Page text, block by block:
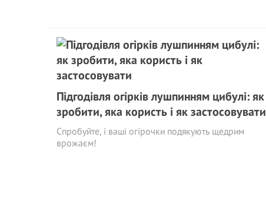
Підгодівля огірків лушпинням цибулі: як
зробити, яка користь і як застосовувати
Спробуйте, і ваші огірочки подякують щедрим
врожаєм!